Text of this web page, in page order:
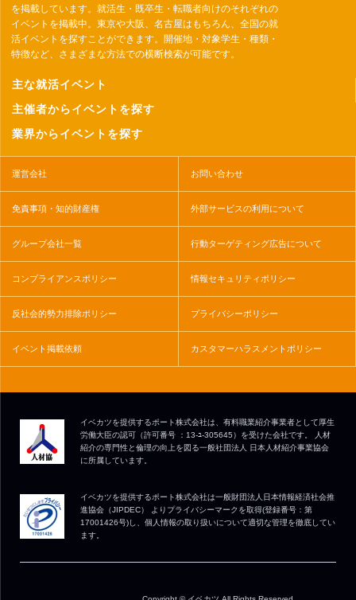
を掲載しています。就活生・既卒生・転職者向けのそれぞれの
イベントを掲載中。東京や大阪、名古屋はもちろん、全国の就
活イベントを探すことができます。開催地・対象学生・種類・
特徴など、さまざまな方法での横断検索が可能です。
主な就活イベント
主催者からイベントを探す
業界からイベントを探す
運営会社 お問い合わせ
免責事項・知的財産権 外部サービスの利用について
グループ会社一覧 行動ターゲティング広告について
コンプライアンスポリシー 情報セキュリティポリシー
反社会的勢力排除ポリシー プライバシーポリシー
イベント掲載依頼 カスタマーハラスメントポリシー